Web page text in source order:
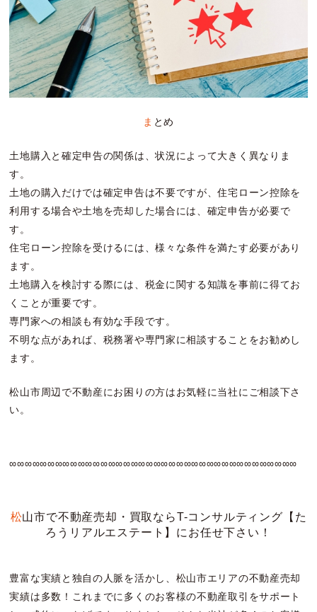
まとめ
土地購入と確定申告の関係は、状況によって大きく異なりま
す。
土地の購入だけでは確定申告は不要ですが、住宅ローン控除を
利用する場合や土地を売却した場合には、確定申告が必要で
す。
住宅ローン控除を受けるには、様々な条件を満たす必要があり
ます。
土地購入を検討する際には、税金に関する知識を事前に得てお
くことが重要です。
専門家への相談も有効な手段です。
不明な点があれば、税務署や専門家に相談することをお勧めし
ます。
松山市周辺で不動産にお困りの方はお気軽に当社にご相談下さ
い。
∞∞∞∞∞∞∞∞∞∞∞∞∞∞∞∞∞∞∞∞∞∞∞∞∞∞∞∞∞∞∞∞∞∞∞∞∞∞
松山市で不動産売却・買取ならT-コンサルティング【た
ろうリアルエステート】にお任せ下さい！
豊富な実績と独自の人脈を活かし、松山市エリアの不動産売却
実績は多数！これまでに多くのお客様の不動産取引をサポート